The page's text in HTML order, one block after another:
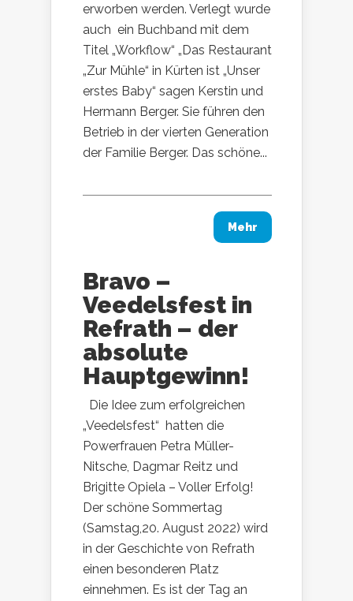
erworben werden. Verlegt wurde
auch ein Buchband mit dem
Titel „Workflow“ „Das Restaurant
„Zur Mühle“ in Kürten ist „Unser
erstes Baby“ sagen Kerstin und
Hermann Berger. Sie führen den
Betrieb in der vierten Generation
der Familie Berger. Das schöne...
Mehr
Bravo –
Veedelsfest in
Refrath – der
absolute
Hauptgewinn!
Die Idee zum erfolgreichen
„Veedelsfest“ hatten die
Powerfrauen Petra Müller-
Nitsche, Dagmar Reitz und
Brigitte Opiela – Voller Erfolg!
Der schöne Sommertag
(Samstag,20. August 2022) wird
in der Geschichte von Refrath
einen besonderen Platz
einnehmen. Es ist der Tag an